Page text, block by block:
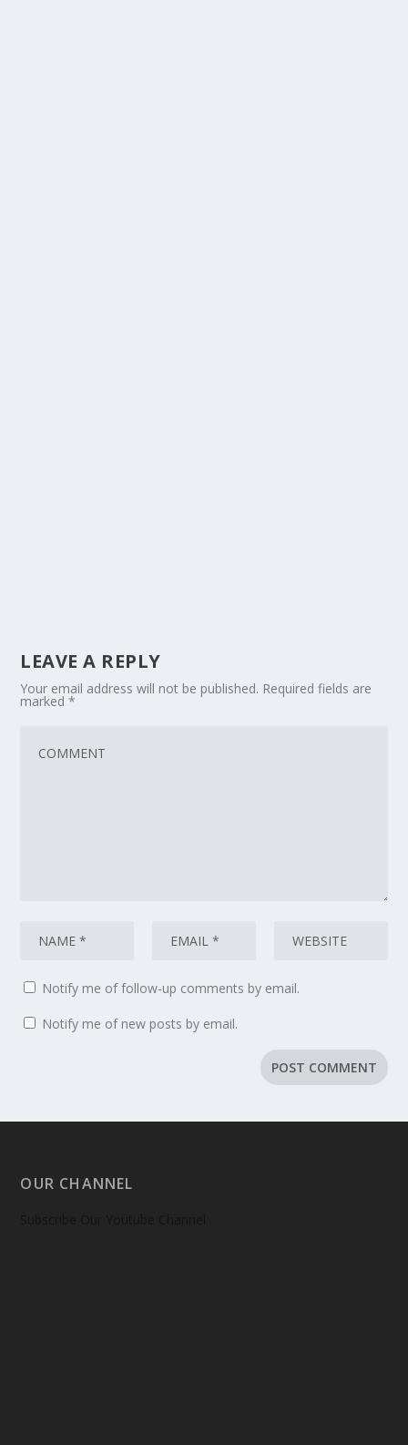
LEAVE A REPLY
Your email address will not be published. Required fields are
marked*
Notify me of follow-up comments by email.
Notify me of new posts by email.
OUR CHANNEL